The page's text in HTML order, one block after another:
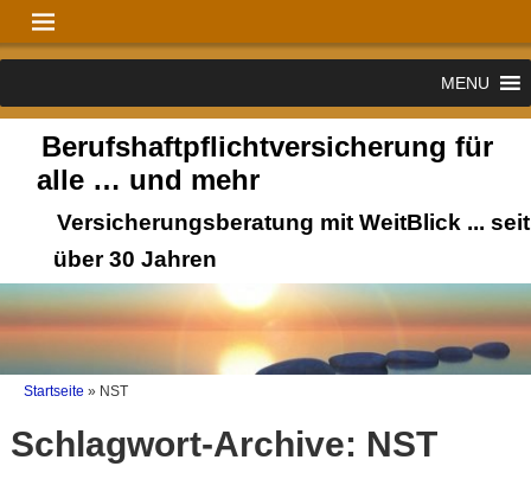
MENU
Berufshaftpflichtversicherung für
alle … und mehr
Versicherungsberatung mit WeitBlick ... seit
über 30 Jahren
Startseite » NST
Schlagwort-Archive: NST